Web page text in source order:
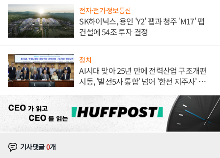
전자·전기·정보통신
SK하이닉스, 용인 'Y2' 팹과 청주 'M17' 팹
건설에 54조 투자 결정
정치
AI시대 맞아 25년 만에 전력산업 구조개편
시동, '발전5사 통합' 넘어 '한전 지주사' 재편
기사댓글0개